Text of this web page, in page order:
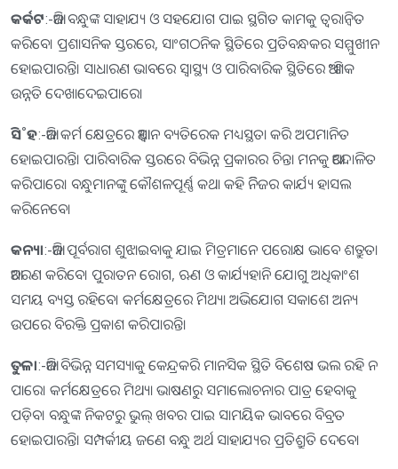
କର୍କଟ:-ଆଜି ବନ୍ଧୁଙ୍କ ସାହାଯ୍ୟ ଓ ସହଯୋଗ ପାଇ ସ୍ଥଗିତ କାମକୁ ତ୍ୱରାନ୍ବିତ
କରିବେ। ପ୍ରଶାସନିକ ସ୍ତରରେ, ସାଂଗଠନିକ ସ୍ଥିତିରେ ପ୍ରତିବନ୍ଧକର ସମ୍ମୁଖୀନ
ହୋଇପାରନ୍ତି। ସାଧାରଣ ଭାବରେ ସ୍ବାସ୍ଥ୍ୟ ଓ ପାରିବାରିକ ସ୍ଥିତିରେ ଆଂଶିକ
ଉନ୍ନତି ଦେଖାଦେଇପାରେ।
ସି˚ହ:-ଆଜି କର୍ମ କ୍ଷେତ୍ରରେ ଆହ୍ବାନ ବ୍ୟତିରେକ ମଧ୍ୟସ୍ଥତା କରି ଅପମାନିତ
ହୋଇପାରନ୍ତି। ପାରିବାରିକ ସ୍ତରରେ ବିଭିନ୍ନ ପ୍ରକାରର ଚିନ୍ତା ମନକୁ ଆନ୍ଦୋଳିତ
କରିପାରେ। ବନ୍ଧୁମାନଙ୍କୁ କୌଶଳପୂର୍ଣ୍ଣ କଥା କହି ନିିଜର କାର୍ଯ୍ୟ ହାସଲ
କରିନେବେ।
କନ୍ୟା:-ଆଜି ପୂର୍ବରାଗ ଶୁଝାଇବାକୁ ଯାଇ ମିତ୍ରମାନେ ପରୋକ୍ଷ ଭାବେ ଶତ୍ରୁତା
ଆଚରଣ କରିବେ। ପୁରାତନ ରୋଗ, ଋଣ ଓ କାର୍ଯ୍ୟହାନି ଯୋଗୁ ଅଧିକାଂଶ
ସମୟ ବ୍ୟସ୍ତ ରହିବେ। କର୍ମକ୍ଷେତ୍ରରେ ମିଥ୍ୟା ଅଭିଯୋଗ ସକାଶେ ଅନ୍ୟ
ଉପରେ ବିରକ୍ତି ପ୍ରକାଶ କରିପାରନ୍ତି।
ତୁଳା:-ଆଜି ବିଭିନ୍ନ ସମସ୍ୟାକୁ କେନ୍ଦ୍ରକରି ମାନସିକ ସ୍ଥିତି ବିଶେଷ ଭଲ ରହି ନ
ପାରେ। କର୍ମକ୍ଷେତ୍ରରେ ମିଥ୍ୟା ଭାଷଣରୁ ସମାଲୋଚନାର ପାତ୍ର ହେବାକୁ
ପଡ଼ିବ। ବନ୍ଧୁଙ୍କ ନିକଟରୁ ଭୁଲ୍‌ ଖବର ପାଇ ସାମୟିକ ଭାବରେ ବିବ୍ରତ
ହୋଇପାରନ୍ତି। ସମ୍ପର୍କୀୟ ଜଣେ ବନ୍ଧୁ ଅର୍ଥ ସାହାଯ୍ୟର ପ୍ରତିଶ୍ରୁତି ଦେବେ।